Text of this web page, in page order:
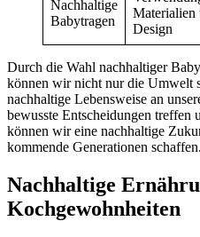
Nachhaltige
Babytragen
Materialien
Design
Durch die Wahl nachhaltiger
können wir nicht nur die Umwelt
nachhaltige Lebensweise an
bewusste Entscheidungen treffen
können wir eine nachhaltige
kommende Generationen schaffen.
Nachhaltige
Kochgewohnheiten